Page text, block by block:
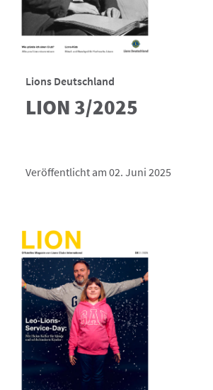
Lions Deutschland
LION 3/2025
Veröffentlicht am 02. Juni 2025